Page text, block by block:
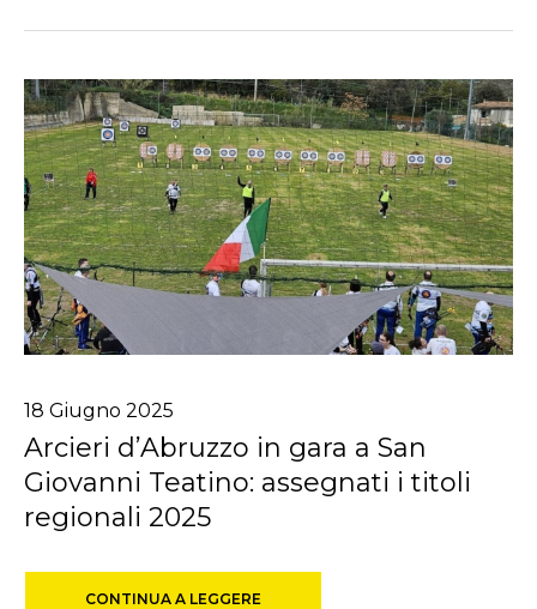
18 Giugno 2025
Arcieri d’Abruzzo in gara a San
Giovanni Teatino: assegnati i titoli
regionali 2025
CONTINUA A LEGGERE